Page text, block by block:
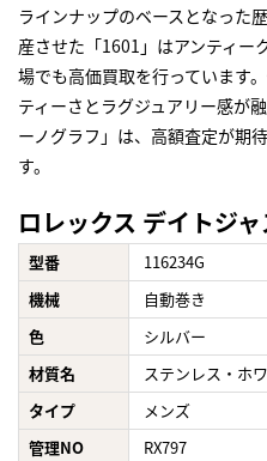
ラインナップのベースとなった
産させた「1601」はアンティー
場でも高価買取を行っています
ティーさとラグジュアリー感が
ーノグラフ」は、高額査定が期
す。
ロレックス デイトジ
型番
116234G
機械
自動巻き
色
シルバー
材質名
ステンレス・ホ
タイプ
メンズ
管理NO
RX797